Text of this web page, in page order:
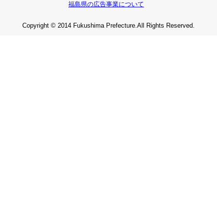
福島県の広告事業について
Copyright © 2014 Fukushima Prefecture.All Rights Reserved.